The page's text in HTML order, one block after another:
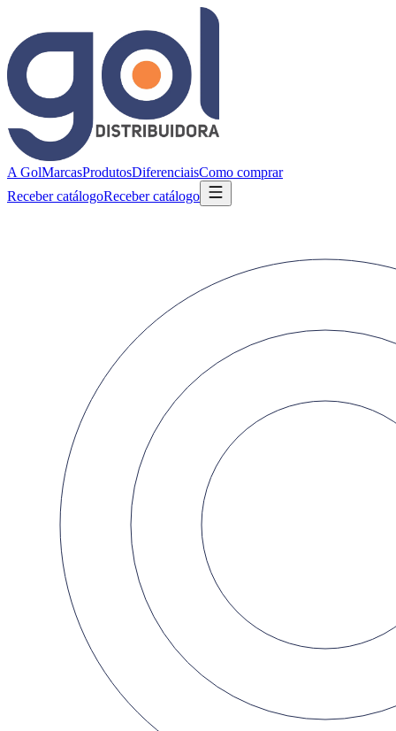
A GolMarcasProdutosDiferenciaisComo comprar
Receber catálogoReceber catálogo